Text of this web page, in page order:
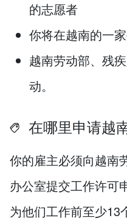
的志愿者
你将在越南的一
越南劳动部、残
动。
在哪里申请越
你的雇主必须向越南
办公室提交工作许可
为他们工作前至少13